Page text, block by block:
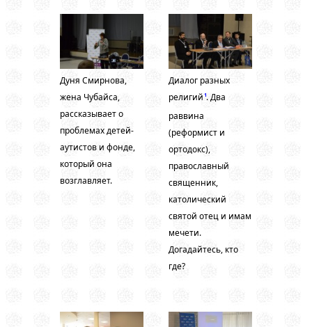
Дуня Смирнова,
жена Чубайса,
рассказывает о
проблемах детей-
аутистов и фонде,
который она
возглавляет.
Диалог разных
религий 1. Два
раввина
(реформист и
ортодокс),
православный
священник,
католический
святой отец и имам
мечети.
Догадайтесь, кто
где?